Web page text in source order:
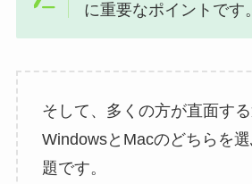
に重要なポイントです。
そして、多くの方が直面する
WindowsとMacのどちらを
題です。